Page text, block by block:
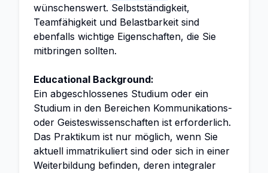
wünschenswert. Selbstständigkeit,
Teamfähigkeit und Belastbarkeit sind
ebenfalls wichtige Eigenschaften, die Sie
mitbringen sollten.
Educational Background:
Ein abgeschlossenes Studium oder ein
Studium in den Bereichen Kommunikations-
oder Geisteswissenschaften ist erforderlich.
Das Praktikum ist nur möglich, wenn Sie
aktuell immatrikuliert sind oder sich in einer
Weiterbildung befinden, deren integraler